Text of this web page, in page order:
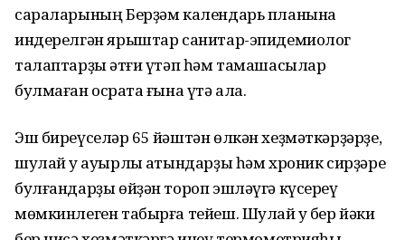
сараларының Берҙәм календарь планына
индерелгән ярыштар санитар-эпидемиолог
талаптарҙы ҡәтғи үтәп һәм тамашасылар
булмаған осраҡта ғына үтә ала.
Эш биреүселәр 65 йәштән өлкән хеҙмәткәрҙәрҙе,
шулай уҡ ауырлы ҡатындарҙы һәм хроник сирҙәре
булғандарҙы өйҙән тороп эшләүгә күсереү
мөмкинлеген табырға тейеш. Шулай уҡ бер йәки